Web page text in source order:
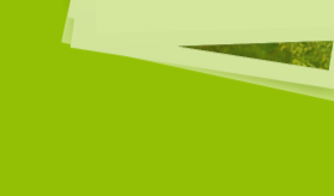
Provisorium gefertigt oder Ihre
vorhandene Prothese